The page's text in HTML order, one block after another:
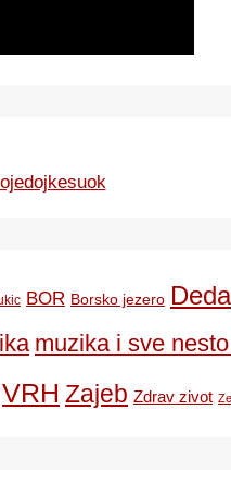
BOR Borsko jezero Deda
muzika i sve
VRH Zajeb Zdrav zivot